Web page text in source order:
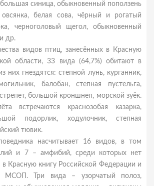
синица, обыкновенный поползень
белая сова, чёрный и рогатый
черноголовый щегол, обыкновенный
др.
видов птиц, занесённых в Красную
области, 33 вида (64,7%) обитают в
них гнездятся: степной лунь, курганник,
балобан, степная пустельга,
большой кроншнеп, морской зуёк.
встречаются краснозобая казарка,
подорлик, ходулочник, степная
тювик.
насчитывает 16 видов, в том
и 7 – амфибий, среди которых нет
в Красную книгу Российской Федерации и
МСОП. Три вида – узорчатый полоз,